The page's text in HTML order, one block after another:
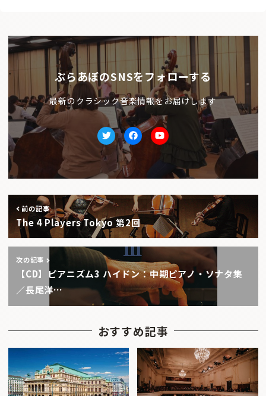
ぶらあぼのSNSをフォローする
最新のクラシック音楽情報をお届けします
TwitterfacebookYoutube
前の記事
The 4 Players Tokyo 第2回
次の記事
【CD】ピアニズム3 ハイドン：中期ピアノ・ソナタ集
／長尾洋…
おすすめ記事